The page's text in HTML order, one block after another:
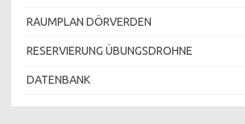
RAUMPLAN DÖRVERDEN
RESERVIERUNG ÜBUNGSDROHNE
DATENBANK